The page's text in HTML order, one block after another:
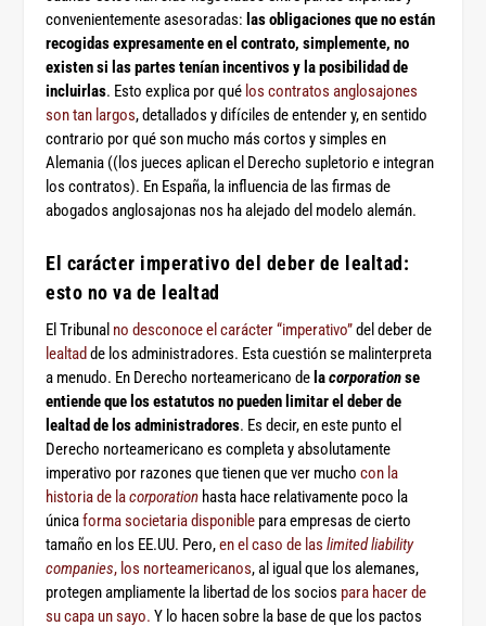
convenientemente asesoradas: las obligaciones que no están
recogidas expresamente en el contrato, simplemente, no
existen si las partes tenían incentivos y la posibilidad de
incluirlas. Esto explica por qué los contratos anglosajones
son tan largos, detallados y difíciles de entender y, en sentido
contrario por qué son mucho más cortos y simples en
Alemania ((los jueces aplican el Derecho supletorio e integran
los contratos). En España, la influencia de las firmas de
abogados anglosajonas nos ha alejado del modelo alemán.
El carácter imperativo del deber de lealtad:
esto no va de lealtad
El Tribunal no desconoce el carácter “imperativo”
lealtad de los administradores. Esta cuestión se malinterpreta
a menudo. En Derecho norteamericano de lacorporationse
entiende que los estatutos no pueden limitar el deber de
lealtad de los administradores. Es decir, en este punto el
Derecho norteamericano es completa y absolutamente
imperativo por razones que tienen que ver muchocon la
historia de lacorporation hasta hace relativamente poco la
únicaforma societaria disponible para empresas de cierto
tamaño en los EE.UU. Pero,en el caso de las limited liability
companies, los norteamericanos, al igual que los alemanes,
protegen ampliamente la libertad de los socios para hacer de
su capa un sayo. Y lo hacen sobre la base de que los pactos